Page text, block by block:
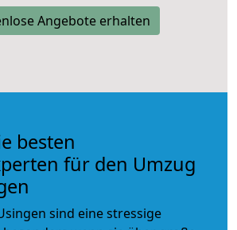
Angebote erhalten
besten
für den Umzug
sind eine stressige